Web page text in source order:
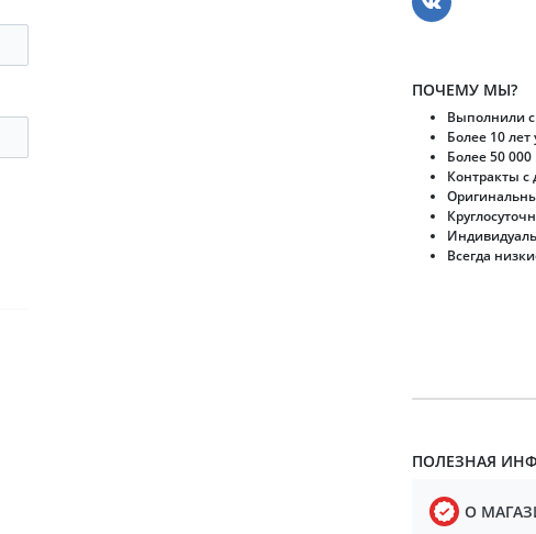
ПОЧЕМУ МЫ?
Выполнили
Более 10
Более 50
Контракты
Всегда
ПОЛЕЗНАЯ
О